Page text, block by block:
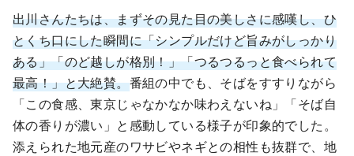
出川さんたちは、まずその見た目の美しさに感嘆し、ひ
とくち口にした瞬間に「シンプルだけど旨みがしっかり
ある」「のど越しが格別！」「つるつるっと食べられて
最高！」と大絶賛。番組の中でも、そばをすすりながら
「この食感、東京じゃなかなか味わえないね」「そば自
体の香りが濃い」と感動している様子が印象的でした。
添えられた地元産のワサビやネギとの相性も抜群で、地